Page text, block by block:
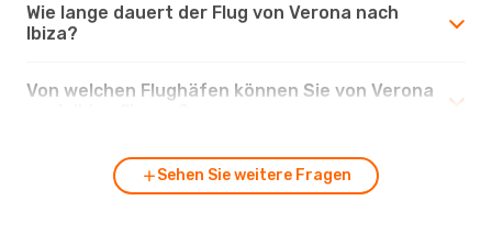
Wie lange dauert der Flug von Verona nach
Ibiza?
Von welchen Flughäfen können Sie von Verona
Sehen Sie weitere Fragen